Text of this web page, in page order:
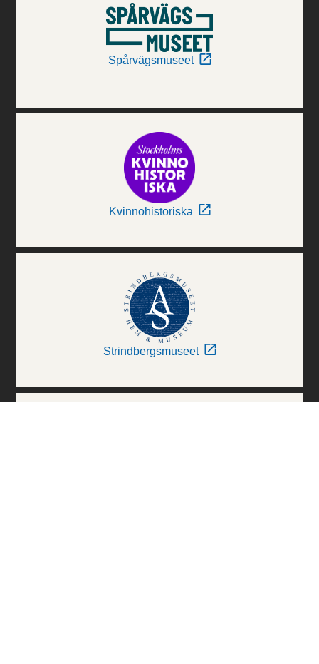
Spårvägsmuseet
Kvinnohistoriska
Strindbergsmuseet